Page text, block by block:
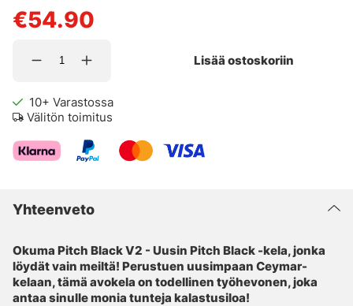
€54.90
Lisää ostoskoriin
10+ Varastossa
Välitön toimitus
Yhteenveto
Okuma Pitch Black V2 - Uusin Pitch Black -kela, jonka
löydät vain meiltä! Perustuen uusimpaan Ceymar-
kelaan, tämä avokela on todellinen työhevonen, joka
antaa sinulle monia tunteja kalastusiloa!